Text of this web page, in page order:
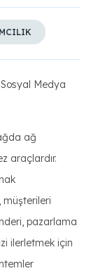
Medya
ağ
araçlardır.
müşterileri
pazarlama
ilerletmek için